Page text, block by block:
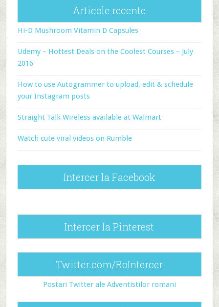
Articole recente
Hi-D Mushroom Vitamin D Capsules
Udemy – Hottest Deals on the Coolest Courses – July
2016
How to use Autogrammer to upload, edit & schedule
your Instagram posts
Straight Talk Wireless available at Walmart
Watch cute viral videos on Rumble
Intercer la Facebook
Intercer la Pinterest
Twitter.com/RoIntercer
Postari Twitter ale Adventistilor romani